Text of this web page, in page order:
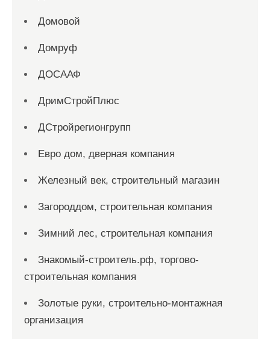
Домовой
Домруф
ДОСААФ
ДримСтройПлюс
ДСтройрегионгрупп
Евро дом, дверная компания
Железный век, строительный магазин
Загороддом, строительная компания
Зимний лес, строительная компания
Знакомый-строитель.рф, торгово-
строительная компания
Золотые руки, строительно-монтажная
организация